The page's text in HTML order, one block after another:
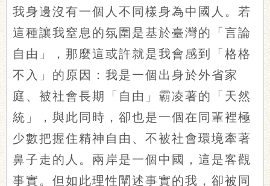
我身邊沒有一個人不同樣身為中國人。若
這種讓我窒息的氛圍是基於臺灣的「言論
自由」，那麼這或許就是我會感到「格格
不入」的原因：我是一個出身於外省家
庭、被社會長期「自由」霸凌著的「天然
統」，與此同時，卻也是一個在同輩裡極
少數把握住精神自由、不被社會環境牽著
鼻子走的人。兩岸是一個中國，這是客觀
事實。但如此理性闡述事實的我，卻被同